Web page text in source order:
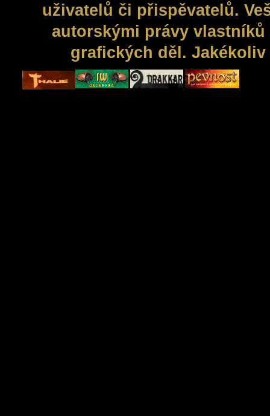
uživatelů či přispěvatelů.
autorskými právy
grafických děl.